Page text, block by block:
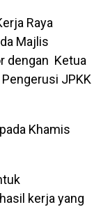
Raya
Majlis
dengan Ketua
JPKK
Khamis
kerja yang